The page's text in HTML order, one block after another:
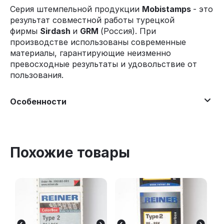
Серия штемпельной продукции Mobistamps - это
результат совместной работы турецкой
фирмы Sirdash и GRM (Россия). При
производстве использованы современные
материалы, гарантирующие неизменно
превосходные результаты и удовольствие от
пользования.
Особенности
Похожие товары